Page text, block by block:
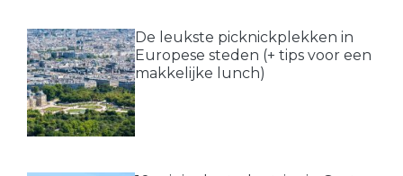
De leukste picknickplekken in
Europese steden (+ tips voor een
makkelijke lunch)